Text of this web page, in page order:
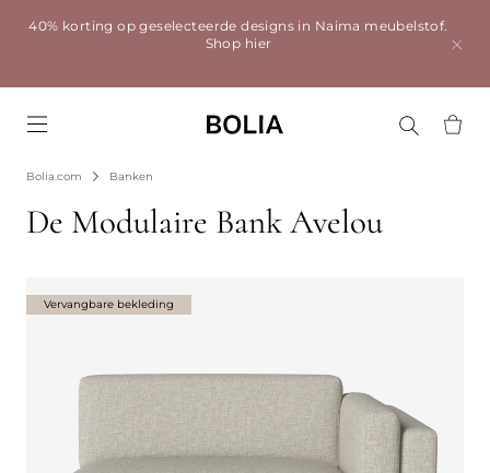
40% korting op geselecteerde designs in Naima meubelstof.
Shop hier
Bolia.com Banken
De Modulaire Bank Avelou
Vervangbare bekleding